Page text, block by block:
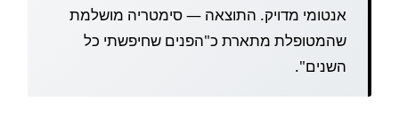
אנטומי מדויק. התוצאה — סימטריה מושלמת
שהמטופלת מתארת כ"הפנים שחיפשתי כל
השנים".